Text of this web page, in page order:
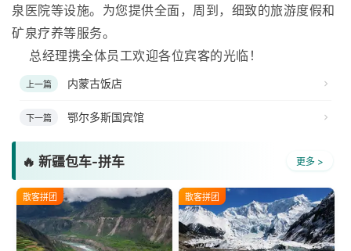
泉医院等设施。为您提供全面，周到，细致的旅游度假和
矿泉疗养等服务。
总经理携全体员工欢迎各位宾客的光临！
上一篇 内蒙古饭店
下一篇 鄂尔多斯国宾馆
🔥 新疆包车-拼车 更多 >
散客拼团 散客拼团